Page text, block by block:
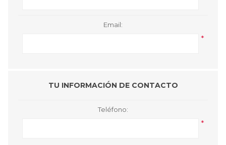
Email:
*
TU INFORMACIÓN DE CONTACTO
Teléfono:
*